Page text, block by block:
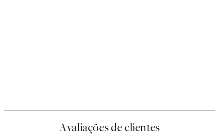
Avaliações de clientes